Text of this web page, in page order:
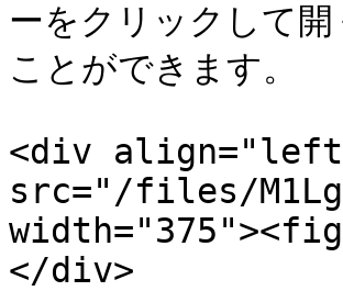
ーをクリックして
ことができます。
<div
src="/files/
</div>